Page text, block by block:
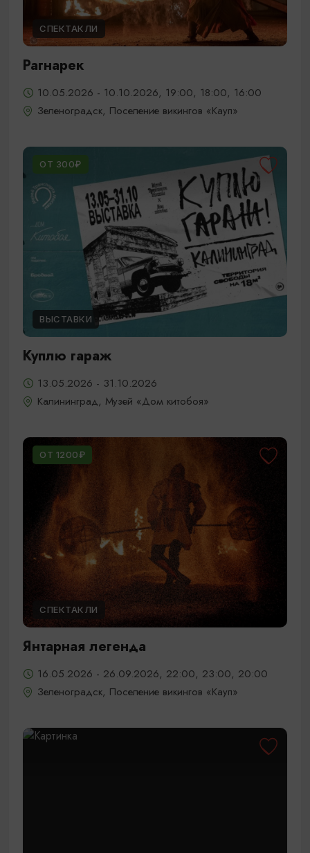
СПЕКТАКЛИ
Рагнарек
10.05.2026 - 10.10.2026, 19:00, 18:00, 16:00
Зеленоградск, Поселение викингов «Кауп»
ОТ 300₽
ВЫСТАВКИ
Куплю гараж
13.05.2026 - 31.10.2026
Калининград, Музей «Дом китобоя»
ОТ 1200₽
СПЕКТАКЛИ
Янтарная легенда
16.05.2026 - 26.09.2026, 22:00, 23:00, 20:00
Зеленоградск, Поселение викингов «Кауп»